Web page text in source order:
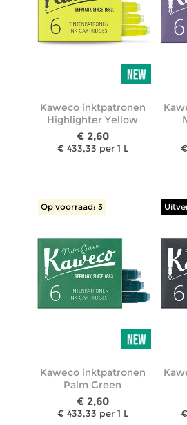
Kaweco inktpatronen
Highlighter Yellow
€ 2,60
€ 433,33 per 1 L
Op voorraad: 3
Kaweco inktpatronen
Palm Green
€ 2,60
€ 433,33 per 1 L